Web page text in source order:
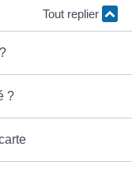
Tout replier
?